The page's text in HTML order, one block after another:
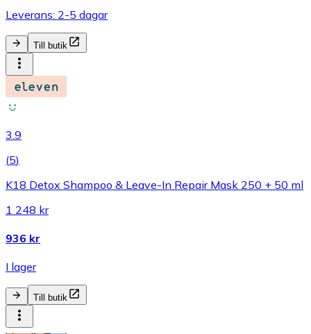
Leverans: 2-5 dagar
Till butik
3.9
(5)
K18 Detox Shampoo & Leave-In Repair Mask 250 + 50 ml
1 248 kr
936 kr
I lager
Till butik